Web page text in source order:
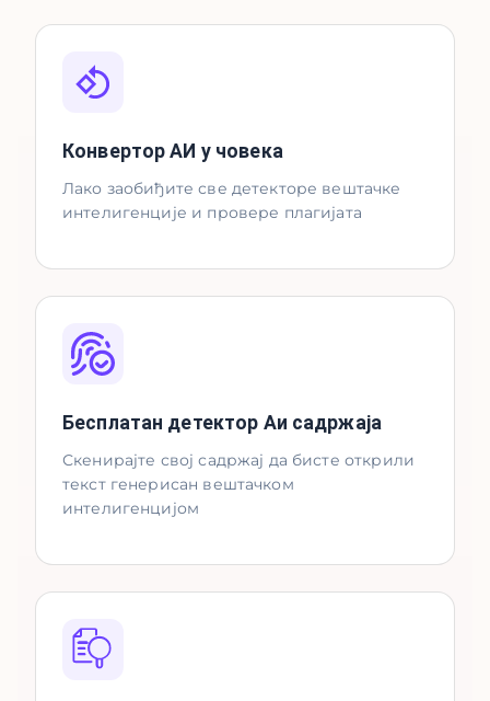
Конвертор АИ у човека
Лако заобиђите све детекторе вештачке
интелигенције и провере плагијата
Бесплатан детектор Аи садржаја
Скенирајте свој садржај да бисте открили
текст генерисан вештачком
интелигенцијом